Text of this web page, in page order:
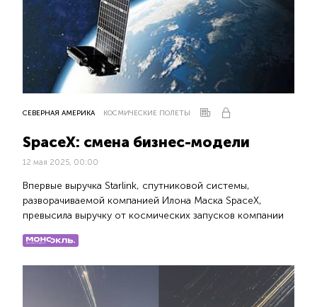
СЕВЕРНАЯ АМЕРИКА КОСМИЧЕСКИЕ ПОЛЕТЫ
SpaceX: смена бизнес-модели
12 мая 2025, 00:00
Впервые выручка Starlink, спутниковой системы,
разворачиваемой компанией Илона Маска SpaceX,
превысила выручку от космических запусков компании